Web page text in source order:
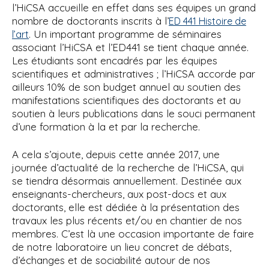
l’HiCSA accueille en effet dans ses équipes un grand
nombre de doctorants inscrits à l’ED 441 Histoire de
l’art. Un important programme de séminaires
associant l’HiCSA et l’ED441 se tient chaque année.
Les étudiants sont encadrés par les équipes
scientifiques et administratives ; l’HiCSA accorde par
ailleurs 10% de son budget annuel au soutien des
manifestations scientifiques des doctorants et au
soutien à leurs publications dans le souci permanent
d’une formation à la et par la recherche.
A cela s’ajoute, depuis cette année 2017, une
journée d’actualité de la recherche de l’HiCSA, qui
se tiendra désormais annuellement. Destinée aux
enseignants-chercheurs, aux post-docs et aux
doctorants, elle est dédiée à la présentation des
travaux les plus récents et/ou en chantier de nos
membres. C’est là une occasion importante de faire
de notre laboratoire un lieu concret de débats,
d’échanges et de sociabilité autour de nos